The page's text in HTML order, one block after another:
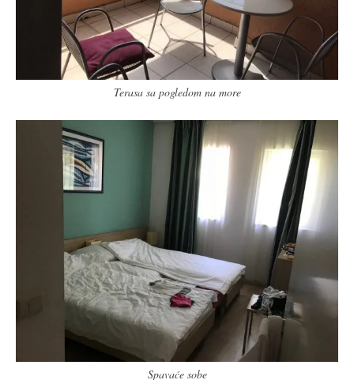
Terasa sa pogledom na more
Spavaće sobe